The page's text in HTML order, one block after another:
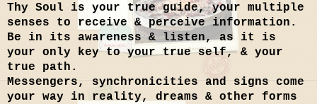
Thy Soul is your true guide, your multiple
senses to receive & perceive information.
Be in its awareness & listen, as it is
your only key to your true self, & your
true path.
Messengers, synchronicities and signs come
your way in reality, dreams & other forms